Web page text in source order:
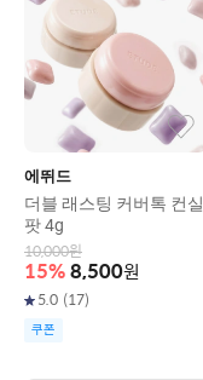
에뛰드
더블 래스팅 커버톡 컨실
팟 4g
10,000원
15% 8,500원
5.0 (17)
쿠폰